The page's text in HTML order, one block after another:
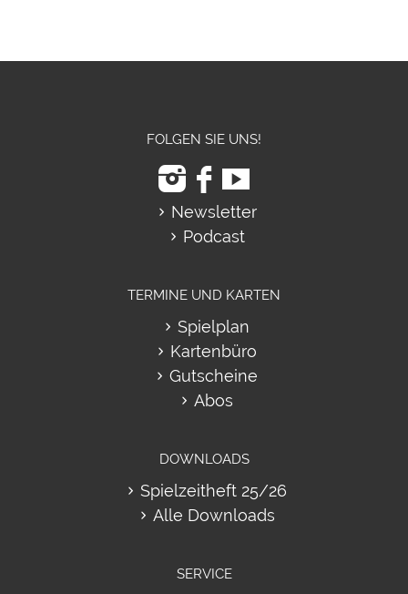
FOLGEN SIE UNS!
Newsletter
Podcast
TERMINE UND KARTEN
Spielplan
Kartenbüro
Gutscheine
Abos
DOWNLOADS
Spielzeitheft 25/26
Alle Downloads
SERVICE